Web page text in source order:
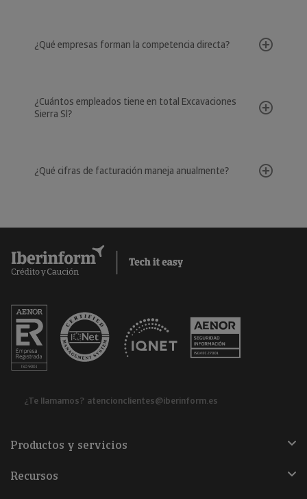
¿Qué empresas forman la competencia directa?
¿Cuántos empleados tiene en total Excavaciones
Sierra Sl?
¿Qué cifras de facturación maneja anualmente?
¿Te llamamos? atencionclientes@iberinform.es
Productos y servicios
Recursos